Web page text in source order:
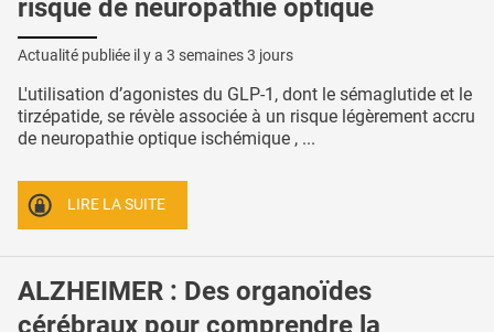
risque de neuropathie optique
Actualité publiée il y a 3 semaines 3 jours
L'utilisation d’agonistes du GLP-1, dont le sémaglutide et le
tirzépatide, se révèle associée à un risque légèrement accru
de neuropathie optique ischémique , ...
LIRE LA SUITE
ALZHEIMER : Des organoïdes
cérébraux pour comprendre la